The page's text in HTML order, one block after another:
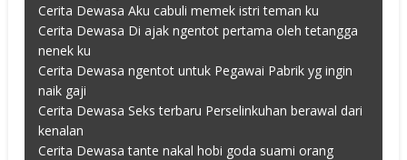
Cerita Dewasa Aku cabuli memek istri teman ku
Cerita Dewasa Di ajak ngentot pertama oleh tetangga
nenek ku
Cerita Dewasa ngentot untuk Pegawai Pabrik yg ingin
naik gaji
Cerita Dewasa Seks terbaru Perselinkuhan berawal dari
kenalan
Cerita Dewasa tante nakal hobi goda suami orang